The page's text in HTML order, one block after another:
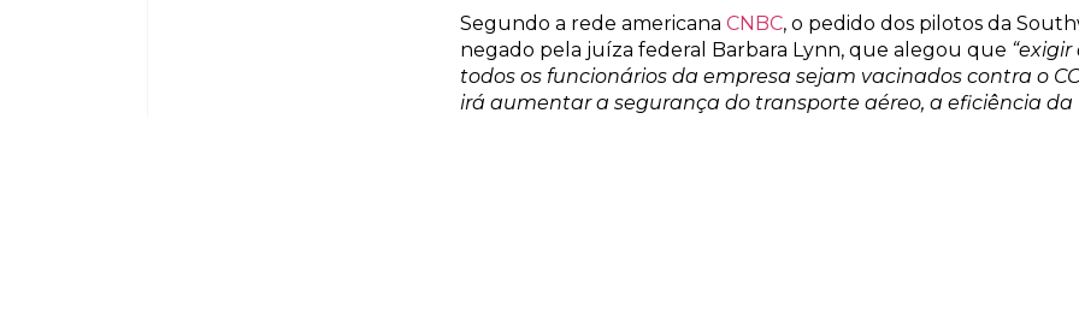
Segundo a rede americana CNBC, o pedido dos pilotos da
negado pela juíza federal Barbara Lynn, que alegou que “exigir
todos os funcionários da empresa sejam vacinados contra o
irá aumentar a segurança do transporte aéreo, a eficiência da